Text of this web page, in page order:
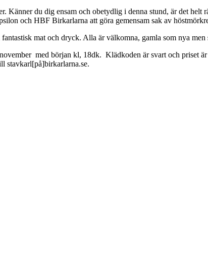
du dig ensam och obetydlig i denna stund, är det helt
och HBF Birkarlarna att göra gemensam sak av
mat och dryck. Alla är välkomna, gamla som nya
med början kl, 18dk. Klädkoden är svart och priset är
stavkarl[på]birkarlarna.se.